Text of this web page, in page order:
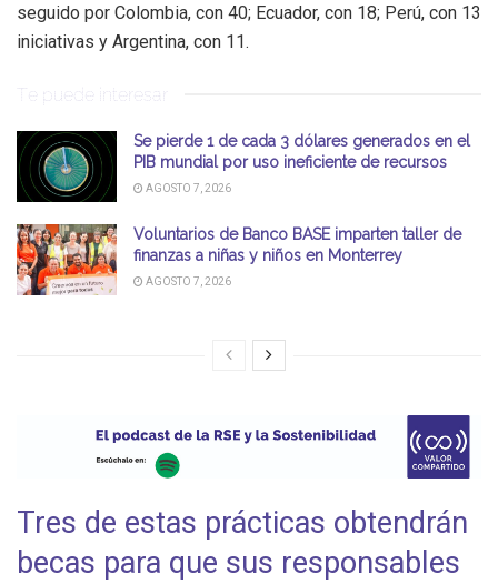
seguido por Colombia, con 40; Ecuador, con 18; Perú, con 13
iniciativas y Argentina, con 11.
Te puede interesar
Se pierde 1 de cada 3 dólares generados en el
PIB mundial por uso ineficiente de recursos
AGOSTO 7, 2026
Voluntarios de Banco BASE imparten taller de
finanzas a niñas y niños en Monterrey
AGOSTO 7, 2026
Tres de estas prácticas obtendrán
becas para que sus responsables